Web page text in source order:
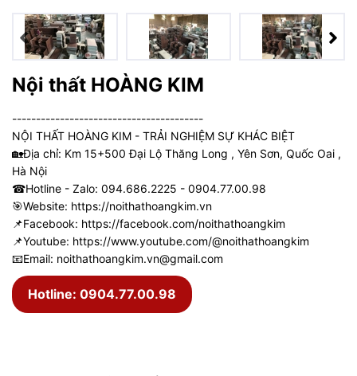
Nội thất HOÀNG KIM
----------------------------------------
NỘI THẤT HOÀNG KIM - TRẢI NGHIỆM SỰ KHÁC BIỆT
🏡Địa chỉ: Km 15+500 Đại Lộ Thăng Long , Yên Sơn, Quốc Oai ,
Hà Nội
☎Hotline - Zalo: 094.686.2225 - 0904.77.00.98
🎯Website: https://noithathoangkim.vn
📌Facebook: https://facebook.com/noithathoangkim
📌Youtube: https://www.youtube.com/@noithathoangkim
📧Email: noithathoangkim.vn@gmail.com
Hotline: 0904.77.00.98